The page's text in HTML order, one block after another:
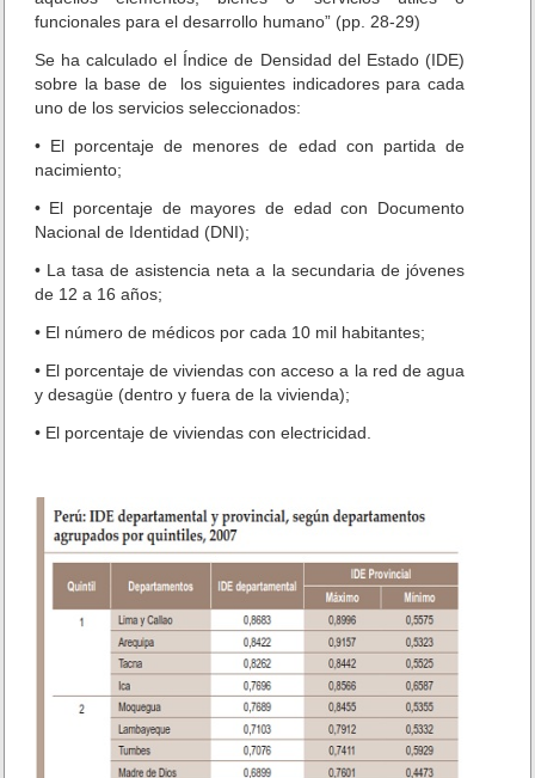
funcionales para el desarrollo humano” (pp. 28-29)
Se ha calculado el Índice de Densidad del Estado (IDE)
sobre la base de los siguientes indicadores para cada
uno de los servicios seleccionados:
• El porcentaje de menores de edad con partida de
nacimiento;
• El porcentaje de mayores de edad con Documento
Nacional de Identidad (DNI);
• La tasa de asistencia neta a la secundaria de jóvenes
de 12 a 16 años;
• El número de médicos por cada 10 mil habitantes;
• El porcentaje de viviendas con acceso a la red de agua
y desagüe (dentro y fuera de la vivienda);
• El porcentaje de viviendas con electricidad.